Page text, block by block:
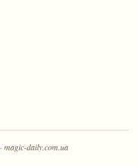
· magic-daily.com.ua